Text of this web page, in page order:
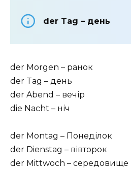
der Tag – день
der Morgen – ранок
der Tag – день
der Abend – вечір
die Nacht – ніч
der Montag – Понеділок
der Dienstag – вівторок
der Mittwoch – середовище